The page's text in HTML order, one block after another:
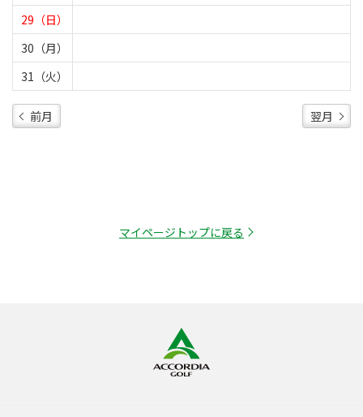
29（日）
30（月）
31（火）
前月 翌月
マイページトップに戻る